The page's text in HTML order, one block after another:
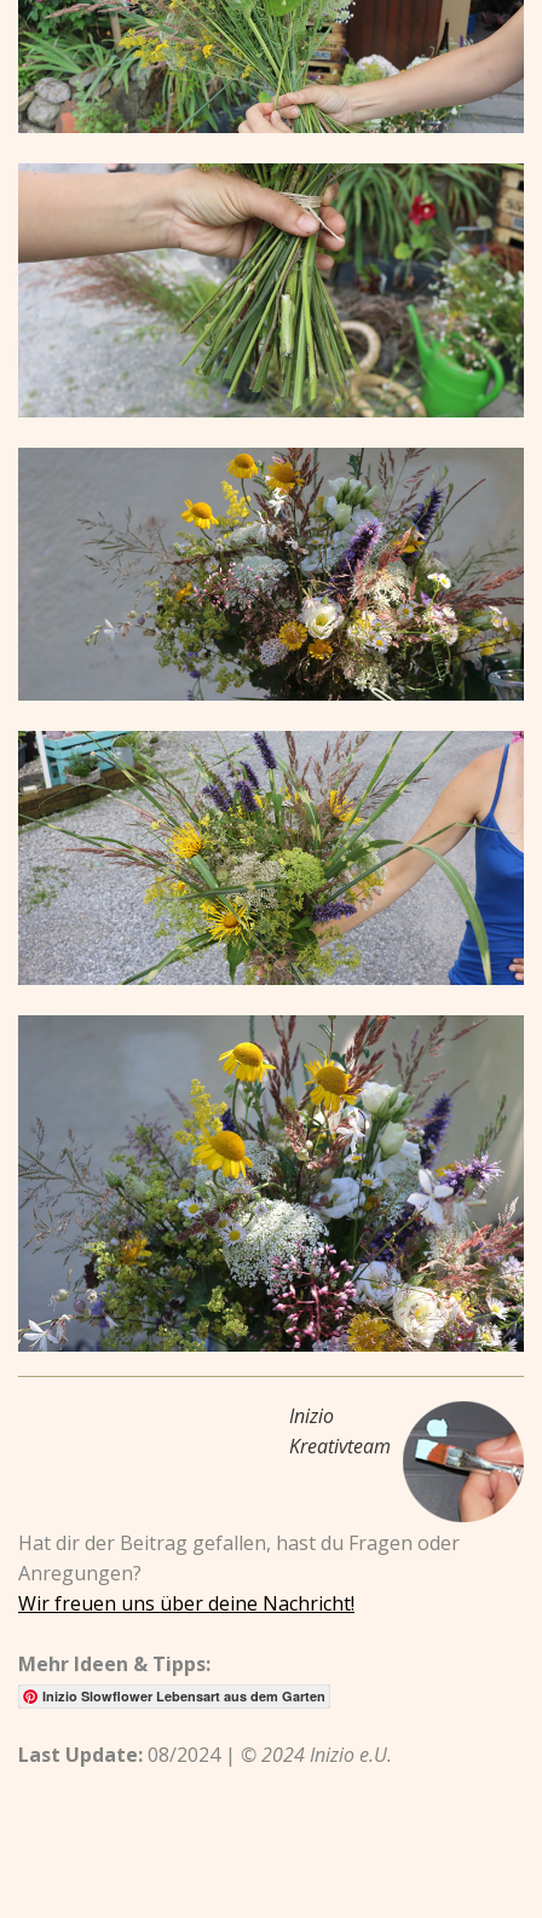
Inizio
Kreativteam
Hat dir der Beitrag gefallen, hast du Fragen oder
Anregungen?
Wir freuen uns über deine Nachricht!
Mehr Ideen & Tipps:
Inizio Slowflower Lebensart aus dem Garten
Last Update:08/2024 | © 2024 Inizio e.U.